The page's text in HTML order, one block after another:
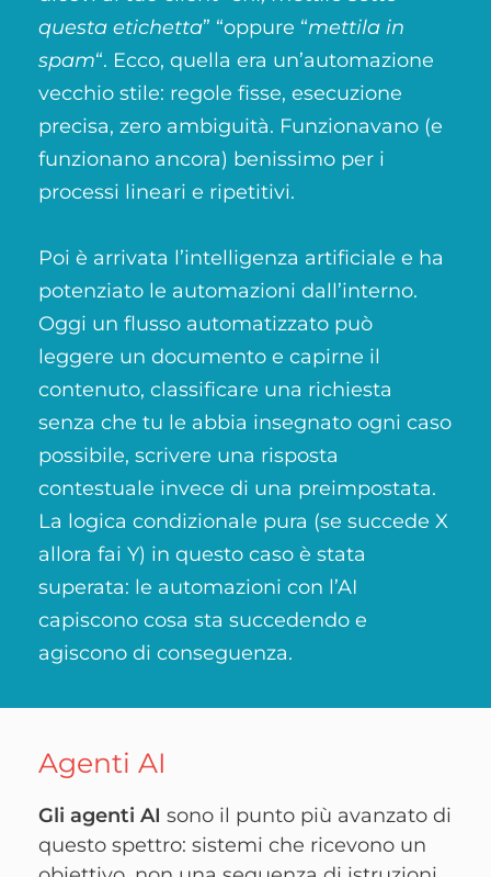
questa etichetta” “oppure “mettila in
spam“. Ecco, quella era un’automazione
vecchio stile: regole fisse, esecuzione
precisa, zero ambiguità. Funzionavano (e
funzionano ancora) benissimo per i
processi lineari e ripetitivi.
Poi è arrivata l’intelligenza artificiale e ha
potenziato le automazioni dall’interno.
Oggi un flusso automatizzato può
leggere un documento e capirne il
contenuto, classificare una richiesta
senza che tu le abbia insegnato ogni caso
possibile, scrivere una risposta
contestuale invece di una preimpostata.
La logica condizionale pura (se succede X
allora fai Y) in questo caso è stata
superata: le automazioni con l’AI
capiscono cosa sta succedendo e
agiscono di conseguenza.
Agenti AI
Gli agenti AI sono il punto più avanzato di
questo spettro: sistemi che ricevono un